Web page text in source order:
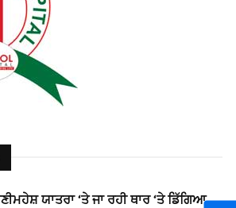
ਯਾਤਰਾ ‘ਤੇ ਜਾ ਰਹੀ ਥਾਰ ‘ਤੇ ਡਿੱਗਿਆ